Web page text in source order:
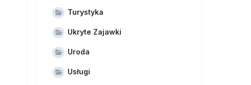
Turystyka
Ukryte Zajawki
Uroda
Usługi